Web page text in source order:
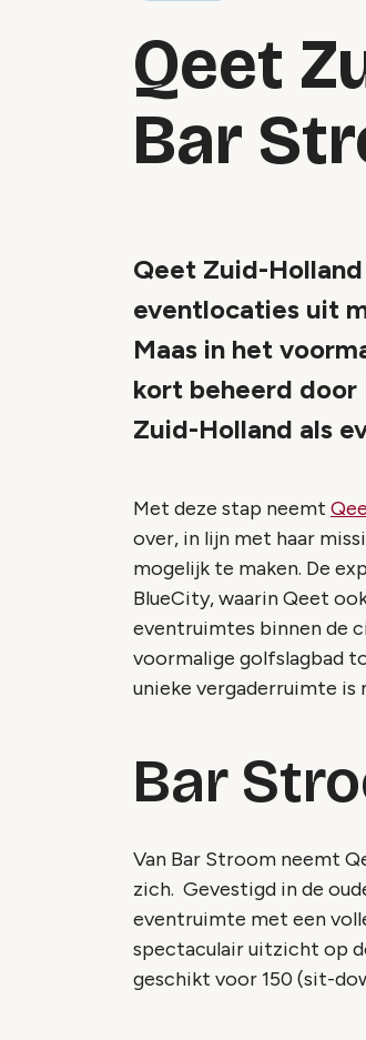
Qeet
Bar
Qeet Zuid-
eventlocaties uit
Maas in het
kort beheerd
Zuid-Holland als
Met deze stap neemt
over, in lijn met haar
mogelijk te maken. De
BlueCity, waarin Qeet
eventruimtes binnen de
voormalige golfslagbad
unieke vergaderruimte
Bar
Van Bar Stroom neemt
zich. Gevestigd in de
eventruimte met een
spectaculair uitzicht op
geschikt voor 150 (sit-